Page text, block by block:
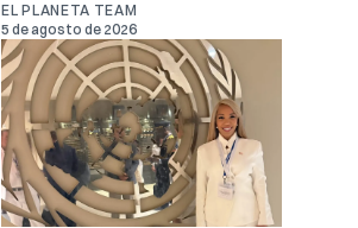
EL PLANETA TEAM
5 de agosto de 2026